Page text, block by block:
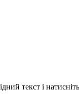
текст і